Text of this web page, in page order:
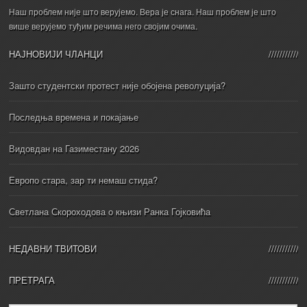
Наш проблем није што верујемо. Вера је снага. Наш проблем је што
више верујемо туђим речима него својим очима.
НАЈНОВИЈИ ЧЛАНЦИ
Зашто студентски протест није обојена револуција?
Последња времена и покајање
Видовдан на Газиместану 2026
Европо стара, зар ти немаш стида?
Светлана Скороходова о књизи Ранка Гојковића
НЕДАВНИ ТВИТОВИ
ПРЕТРАГА